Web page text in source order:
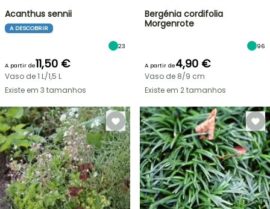
Acanthus sennii
A DESCOBRIR
23
A partir de11,50 €
Vaso de 1 L/1,5 L
Existe em 3 tamanhos
Bergénia cordifolia
Morgenrote
96
A partir de4,90 €
Vaso de 8/9 cm
Existe em 2 tamanhos